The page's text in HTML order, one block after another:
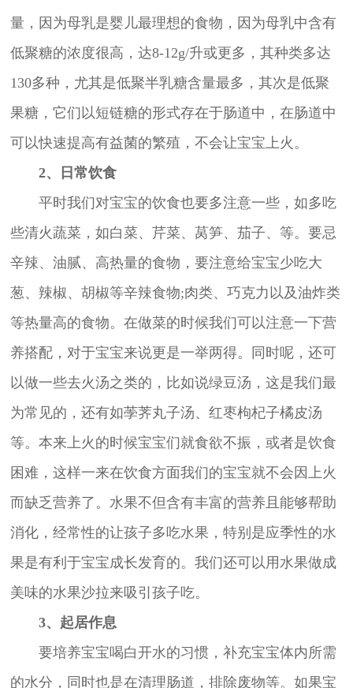
量，因为母乳是婴儿最理想的食物，因为母乳中含有
低聚糖的浓度很高，达8-12g/升或更多，其种类多达
130多种，尤其是低聚半乳糖含量最多，其次是低聚
果糖，它们以短链糖的形式存在于肠道中，在肠道中
可以快速提高有益菌的繁殖，不会让宝宝上火。
2、日常饮食
平时我们对宝宝的饮食也要多注意一些，如多吃
些清火蔬菜，如白菜、芹菜、莴笋、茄子、等。要忌
辛辣、油腻、高热量的食物，要注意给宝宝少吃大
葱、辣椒、胡椒等辛辣食物;肉类、巧克力以及油炸类
等热量高的食物。在做菜的时候我们可以注意一下营
养搭配，对于宝宝来说更是一举两得。同时呢，还可
以做一些去火汤之类的，比如说绿豆汤，这是我们最
为常见的，还有如荸荠丸子汤、红枣枸杞子橘皮汤
等。本来上火的时候宝宝们就食欲不振，或者是饮食
困难，这样一来在饮食方面我们的宝宝就不会因上火
而缺乏营养了。水果不但含有丰富的营养且能够帮助
消化，经常性的让孩子多吃水果，特别是应季性的水
果是有利于宝宝成长发育的。我们还可以用水果做成
美味的水果沙拉来吸引孩子吃。
3、起居作息
要培养宝宝喝白开水的习惯，补充宝宝体内所需
的水分，同时也是在清理肠道，排除废物等。如果宝